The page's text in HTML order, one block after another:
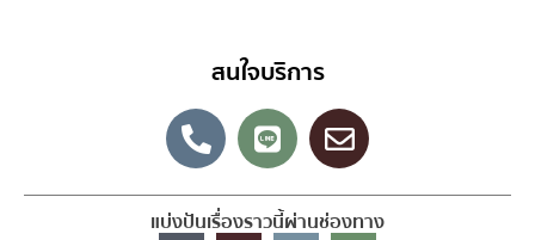
สนใจบริการ
แบ่งปันเรื่องราวนี้ผ่านช่องทาง